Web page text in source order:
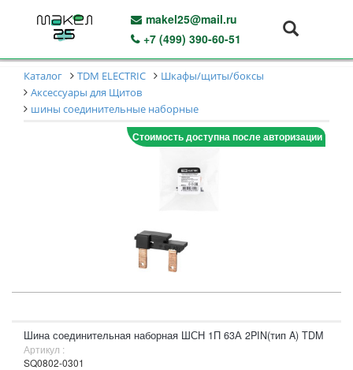
makel25@mail.ru
+7 (499) 390-60-51
Каталог TDM ELECTRIC
Шкафы/щиты/боксы
Аксессуары для Щитов
шины соединительные наборные
Стоимость доступна после авторизации
Шина соединительная наборная ШСН 1П 63А 2PIN(тип A) TDM
Артикул :
SQ0802-0301